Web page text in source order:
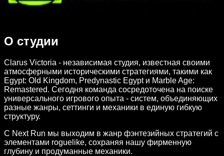
О студии
Clarus Victoria - независимая студия, известная своими
атмосферными историческими стратегиями, такими как
Egypt: Old Kingdom, Predynastic Egypt и Marble Age:
Remastered. Сегодня команда сосредоточена на поиске
универсального игрового опыта - систем, объединяющих
разные жанры, сеттинги и механики в единую гибкую
структуру.
С Next Run мы выходим в жанр фэнтезийных стратегий с
элементами roguelike, сохраняя нашу фирменную
глубину и продуманные механики.